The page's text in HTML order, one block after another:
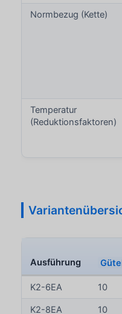
Normbezug (Kette)
Temperatur
(Reduktionsfaktoren)
Ausführung
K2-6EA 10
K2-8EA 10